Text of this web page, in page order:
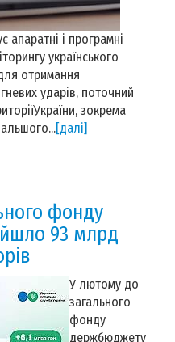
апаратні і програмні
українського
отримання
ударів, поточний
зокрема
[далі]
фонду
93 млрд
У лютому до
загального
фонду
держбюджету